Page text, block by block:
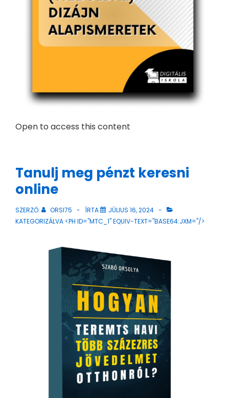
Open to access this content
Tanulj meg pénzt keresni
online
SZERZŐ: ORSI75 ÍRTA
JÚLIUS 16, 2024
KATEGORIZÁLVA <PH ID="MTC_1" EQUIV-TEXT="BASE64:JXM="/>